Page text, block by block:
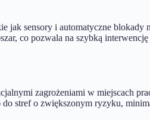
jak sensory i automatyczne blokady
co pozwala na szybką
zagrożeniami w miejscach
stref o zwiększonym ryzyku,